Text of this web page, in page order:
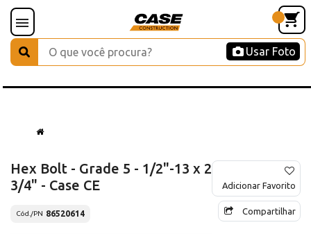
Usar Foto
Hex Bolt - Grade 5 - 1/2"-13 x 2
3/4" - Case CE
Cód./PN 86520614
Adicionar Favorito
Compartilhar